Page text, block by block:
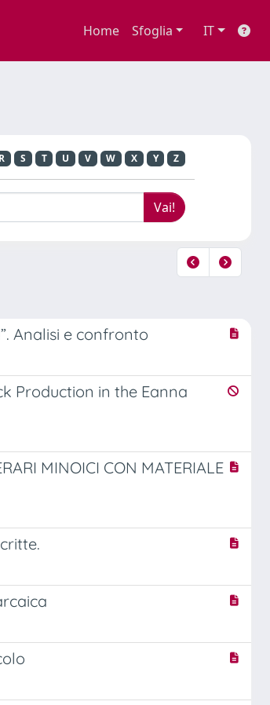
Home Sfoglia IT
R S T U V W X Y Z
Analisi e confronto
Production in the Eanna
MINOICI CON MATERIALE